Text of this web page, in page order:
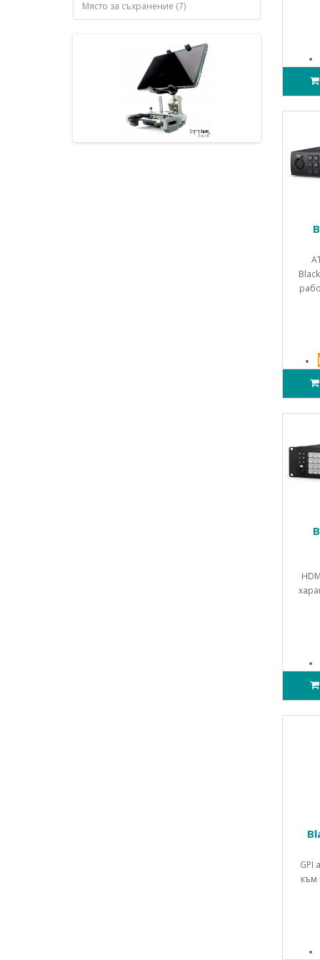
Място за съхранение (7)
GPI
към